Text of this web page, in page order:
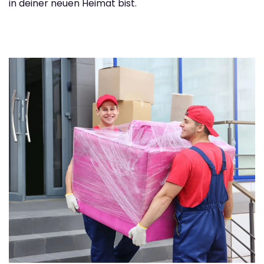
in deiner neuen Heimat bist.